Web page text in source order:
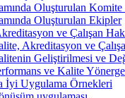
Oluşturulan
Oluşturulan Ekipler
ve Çalışan
Akreditasyon ve
Geliştirilmesi ve
ve Kalite
İyi Uygulama Örnekleri